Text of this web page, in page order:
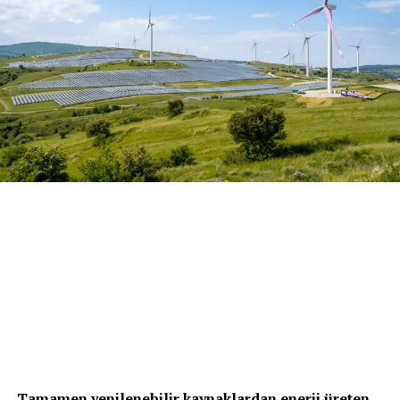
karşılayabilecek güçlü ülkeler arasında yer alıyor.
“Enerji dönüşümü artık bir tercih değil zorunluluk”
Çağdaş Cam CEO’su Serdar Raşit Pirinç, enerjide
ülkelerin kendi ihtiyaçlarını kendi üreterek kendi
kendine yetebilecek bir yapıya kavuşmasının artık bir
tercih değil zorunluluk haline geldiğini vurgulayarak şu
ifadeleri kullandı: